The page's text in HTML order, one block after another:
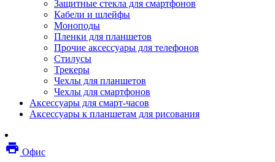
Сетевое оборудование
Маршрутизаторы
Модемы
Точки доступа
Сетевые адаптеры
Коммутаторы
Расширители беспроводной сети
Wi-fi антенны
Инструмент
Кабель
Монтажные компоненты
Защитные стекла для смартфонов
Кабели и шлейфы
Моноподы
Пленки для планшетов
Прочие аксессуары для телефонов
Стилусы
Трекеры
Чехлы для планшетов
Чехлы для смартфонов
Аксессуары для смарт-часов
Аксессуары к планшетам для рисования
local_printshop Офис